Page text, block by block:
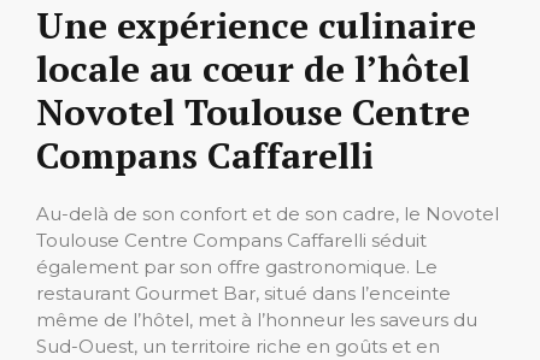
Une expérience culinaire
locale au cœur de l’hôtel
Novotel Toulouse Centre
Compans Caffarelli
Au-delà de son confort et de son cadre, le Novotel
Toulouse Centre Compans Caffarelli séduit
également par son offre gastronomique. Le
restaurant Gourmet Bar, situé dans l’enceinte
même de l’hôtel, met à l’honneur les saveurs du
Sud-Ouest, un territoire riche en goûts et en